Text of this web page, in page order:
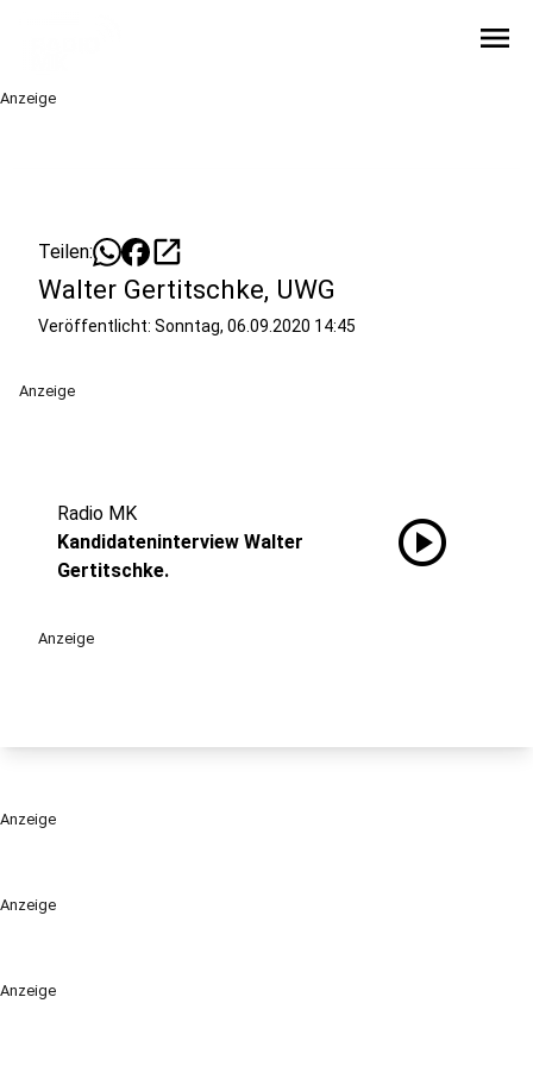
menu
Anzeige
Anzeige
Anzeige
Teilen: open_in_new
Walter Gertitschke, UWG
Veröffentlicht: Sonntag, 06.09.2020 14:45
Anzeige
Radio MK
Kandidateninterview Walter
Gertitschke.
play_circle
Anzeige
Anzeige